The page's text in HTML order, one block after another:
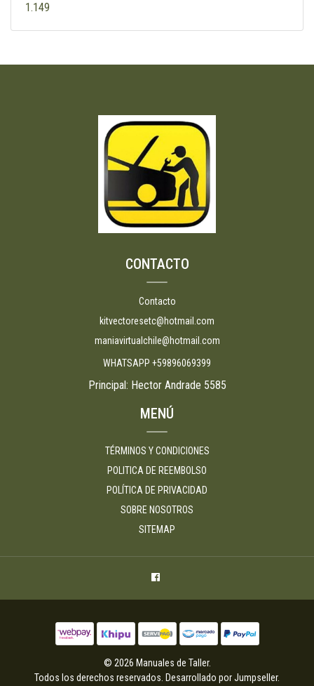
1.149
CONTACTO
Contacto
kitvectoresetc@hotmail.com
maniavirtualchile@hotmail.com
WHATSAPP +59896069399
Principal: Hector Andrade 5585
MENÚ
TÉRMINOS Y CONDICIONES
POLITICA DE REEMBOLSO
POLÍTICA DE PRIVACIDAD
SOBRE NOSOTROS
SITEMAP
© 2026 Manuales de Taller.
Todos los derechos reservados. Desarrollado por Jumpseller.